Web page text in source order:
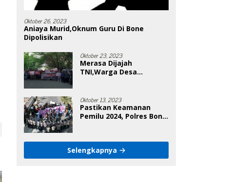
Oktober 26, 2023
Aniaya Murid,Oknum Guru Di Bone
Dipolisikan
Oktober 23, 2023
Merasa Dijajah
TNI,Warga Desa
Oktober 13, 2023
Pastikan Keamanan
Pemilu 2024, Polres Bone
Selengkapnya